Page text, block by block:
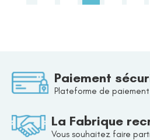
Paiement
Plateforme de
La Fabrique
Vous souhaitez faire